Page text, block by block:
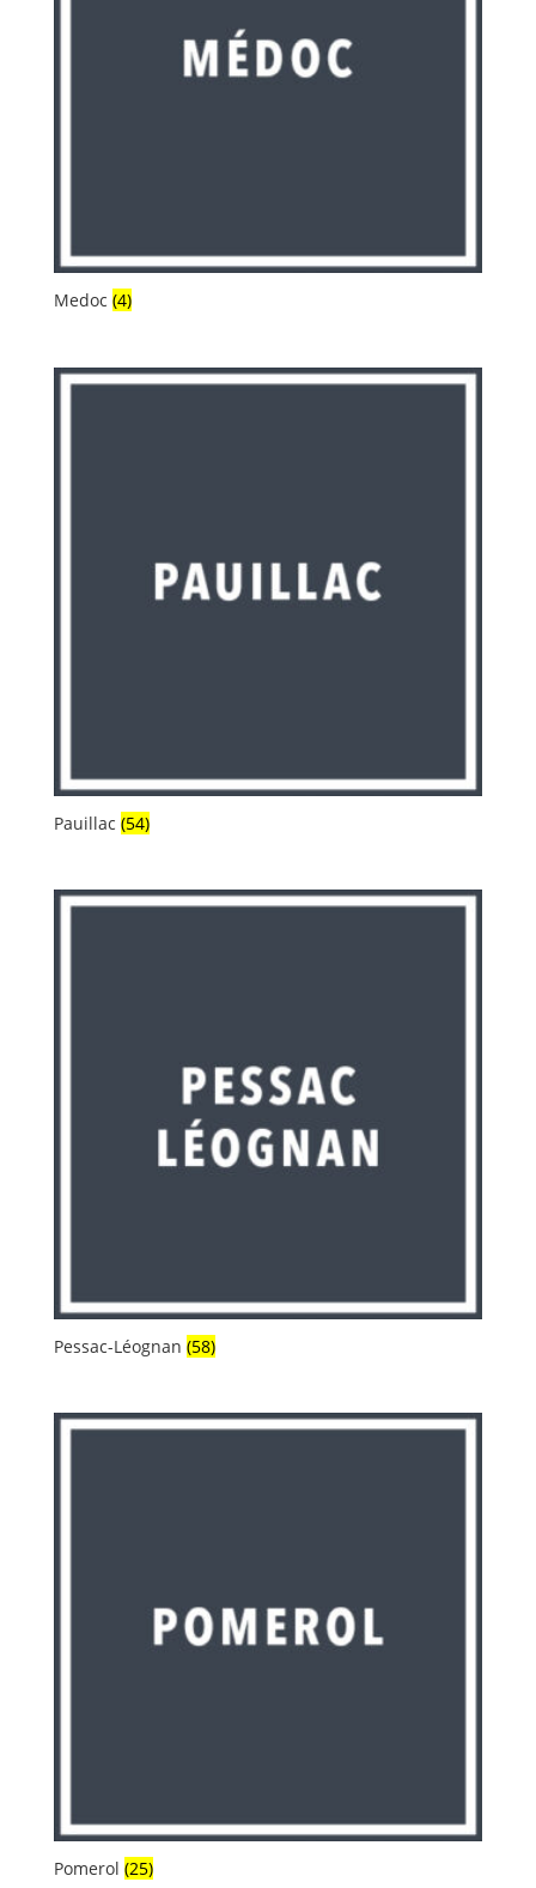
Medoc (4)
Pauillac (54)
Pessac-Léognan (58)
Pomerol (25)